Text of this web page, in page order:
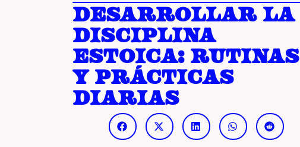
Desarrollar la
disciplina
estoica: rutinas
y prácticas
diarias